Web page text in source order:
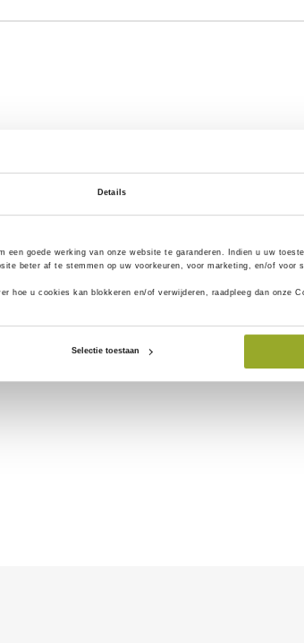
Details
een goede werking van onze website te garanderen. Indien u uw
beter af te stemmen op uw voorkeuren, voor marketing, en/of voor
hoe u cookies kan blokkeren en/of verwijderen, raadpleeg dan onze
Selectie toestaan